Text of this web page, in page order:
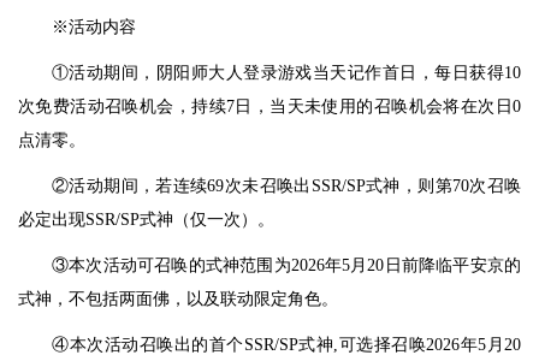
※活动内容
①活动期间，阴阳师大人登录游戏当天记作首日，每日获得10
次免费活动召唤机会，持续7日，当天未使用的召唤机会将在次日0
点清零。
②活动期间，若连续69次未召唤出SSR/SP式神，则第70次召唤
必定出现SSR/SP式神（仅一次）。
③本次活动可召唤的式神范围为2026年5月20日前降临平安京的
式神，不包括两面佛，以及联动限定角色。
④本次活动召唤出的首个SSR/SP式神,可选择召唤2026年5月20